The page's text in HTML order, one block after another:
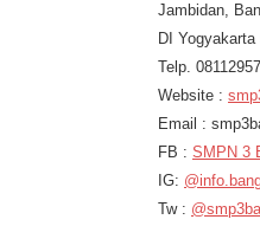
Jambidan,
DI Yogyakarta
Telp.
Website :
Email :
FB : SMPN 3
IG:
Tw :